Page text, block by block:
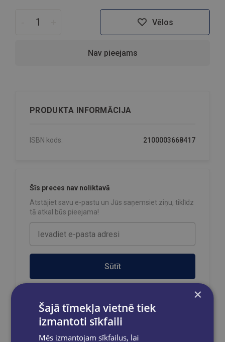
Vēlos
Nav pieejams
PRODUKTA INFORMĀCIJA
ISBN kods: 2100003668417
Šīs preces nav noliktavā
Atstājiet savu e-pastu un Jūs saņemsiet ziņu, tiklīdz
tā atkal būs pieejama!
Sūtīt
Reģistrējies un saņem 10% atlaidi pilnas
cenas precēm.
×
Šajā tīmekļa vietnē tiek
izmantoti sīkfaili
Mēs izmantojam sīkfailus, lai